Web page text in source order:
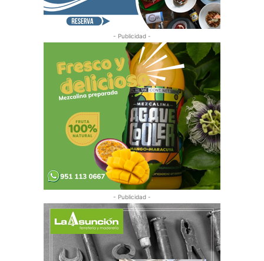
- Publicidad -
- Publicidad -